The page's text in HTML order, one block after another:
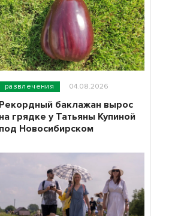
развлечения 04.08.2026
Рекордный баклажан вырос
на грядке у Татьяны Купиной
под Новосибирском